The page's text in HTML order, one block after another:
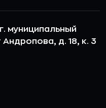
муниципальный
д. 18, к. 3